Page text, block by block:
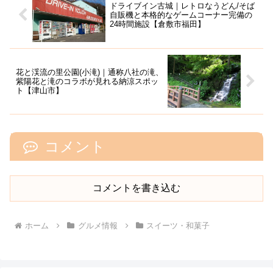
ドライブイン古城｜レトロなうどん/そば
自販機と本格的なゲームコーナー完備の
24時間施設【倉敷市福田】
花と渓流の里公園(小滝)｜通称八社の滝、
紫陽花と滝のコラボが見れる納涼スポッ
ト【津山市】
コメント
コメントを書き込む
ホーム グルメ情報 スイーツ・和菓子